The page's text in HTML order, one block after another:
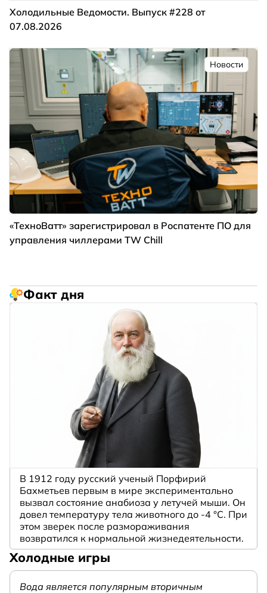
Холодильные Ведомости. Выпуск #228 от
07.08.2026
Новости
«ТехноВатт» зарегистрировал в Роспатенте ПО для
управления чиллерами TW Chill
Факт дня
В 1912 году русский ученый Порфирий
Бахметьев первым в мире экспериментально
вызвал состояние анабиоза у летучей мыши. Он
довел температуру тела животного до -4 °C. При
этом зверек после размораживания
возвратился к нормальной жизнедеятельности.
Холодные игры
Вода является популярным вторичным